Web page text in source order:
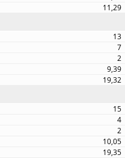
11,29
13
7
2
9,39
19,32
15
4
2
10,05
19,35